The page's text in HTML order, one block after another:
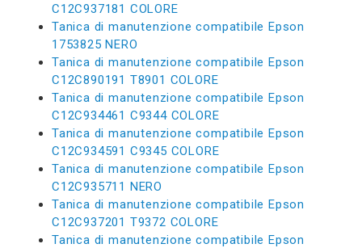
C12C937181 COLORE
Tanica di manutenzione compatibile Epson
1753825 NERO
Tanica di manutenzione compatibile Epson
C12C890191 T8901 COLORE
Tanica di manutenzione compatibile Epson
C12C934461 C9344 COLORE
Tanica di manutenzione compatibile Epson
C12C934591 C9345 COLORE
Tanica di manutenzione compatibile Epson
C12C935711 NERO
Tanica di manutenzione compatibile Epson
C12C937201 T9372 COLORE
Tanica di manutenzione compatibile Epson